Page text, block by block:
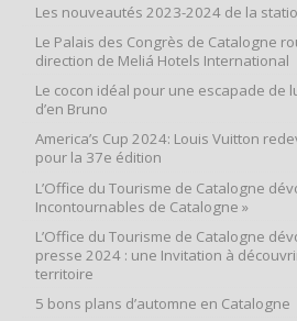
Les nouveautés 2023-2024 de la
Le Palais des Congrès de Catalogne
direction de Meliá Hotels International
Le cocon idéal pour une escapade de
d’en Bruno
America’s Cup 2024: Louis Vuitton
pour la 37e édition
L’Office du Tourisme de Catalogne
Incontournables de Catalogne »
L’Office du Tourisme de Catalogne
presse 2024 : une Invitation à
territoire
5 bons plans d’automne en Catalogne